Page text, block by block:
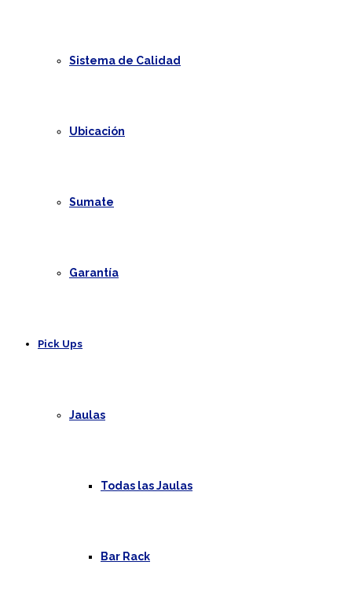
Sistema de Calidad
Ubicación
Sumate
Garantía
Pick Ups
Jaulas
Todas las Jaulas
Bar Rack